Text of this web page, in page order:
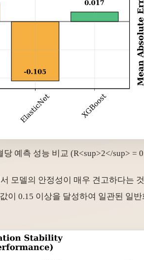
당 예측 성능 비교 (R<sup>2</sup> =
모델의 안정성이 매우 견고하다는
값이 0.15 이상을 달성하여 일관된 일